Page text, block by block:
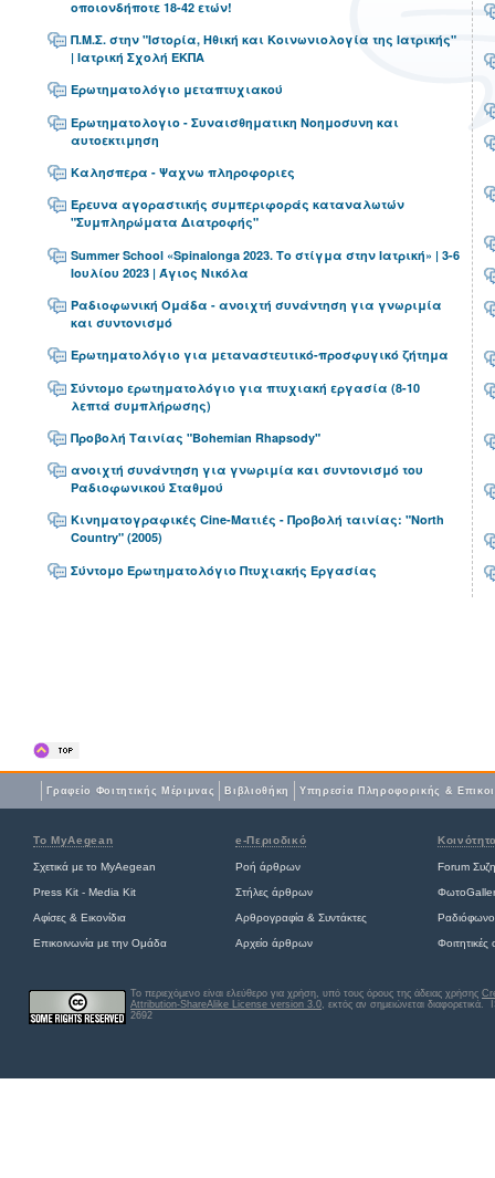
οποιονδήποτε 18-42 ετών!
Π.Μ.Σ. στην "Ιστορία, Ηθική και Κοινωνιολογία της Ιατρικής"
| Ιατρική Σχολή ΕΚΠΑ
Ερωτηματολόγιο μεταπτυχιακού
Ερωτηματολογιο - Συναισθηματικη Νοημοσυνη και
αυτοεκτιμηση
Καλησπερα - Ψαχνω πληροφοριες
Έρευνα αγοραστικής συμπεριφοράς καταναλωτών
"Συμπληρώματα Διατροφής"
Summer School «Spinalonga 2023. Το στίγμα στην Ιατρική» | 3-6
Ιουλίου 2023 | Άγιος Νικόλα
Ραδιοφωνική Ομάδα - ανοιχτή συνάντηση για γνωριμία
και συντονισμό
Ερωτηματολόγιο για μεταναστευτικό-προσφυγικό ζήτημα
Σύντομο ερωτηματολόγιο για πτυχιακή εργασία (8-10
λεπτά συμπλήρωσης)
Προβολή Ταινίας "Bohemian Rhapsody"
ανοιχτή συνάντηση για γνωριμία και συντονισμό του
Ραδιοφωνικού Σταθμού
Κινηματογραφικές Cine-Ματιές - Προβολή ταινίας: "North
Country" (2005)
Σύντομο Ερωτηματολόγιο Πτυχιακής Εργασίας
Γραφείο Φοιτητικής Μέριμνας Βιβλιοθήκη Yπηρεσία Πληροφορικής &
Το MyAegean e-Περιοδικό
Σχετικά με το MyAegean Ροή άρθρων Forum
Press Kit - Media Kit Στήλες άρθρων
Αφίσες & Εικονίδια Αρθρογραφία & Συντάκτες Ραδιόφωνο
Επικοινωνία με την Ομάδα Αρχείο άρθρων
Το περιεχόμενο είναι ελεύθερο για χρήση, υπό τους όρους της άδειας χρήσης
Attribution-ShareAlike License version 3.0, εκτός αν σημειώνεται διαφορετικά.
2692